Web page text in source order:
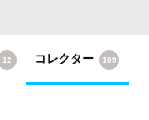
12 コレクター 109